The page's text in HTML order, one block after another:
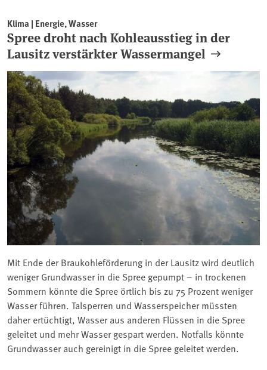
Klima | Energie, Wasser
Spree droht nach Kohleausstieg in der
Lausitz verstärkter Wassermangel
Mit Ende der Braukohleförderung in der Lausitz wird deutlich
weniger Grundwasser in die Spree gepumpt – in trockenen
Sommern könnte die Spree örtlich bis zu 75 Prozent weniger
Wasser führen. Talsperren und Wasserspeicher müssten
daher ertüchtigt, Wasser aus anderen Flüssen in die Spree
geleitet und mehr Wasser gespart werden. Notfalls könnte
Grundwasser auch gereinigt in die Spree geleitet werden.